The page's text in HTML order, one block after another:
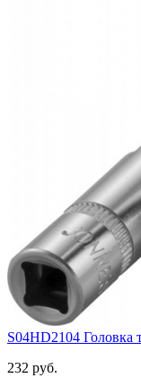
S04HD2104 Головка
232 руб.